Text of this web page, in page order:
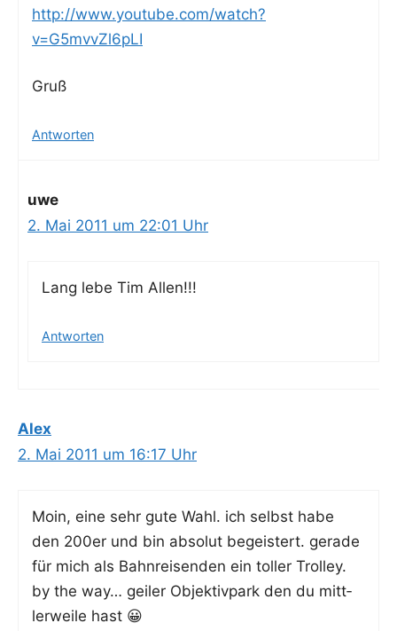
http://www.youtube.com/watch?
v=G5mvvZl6pLI
Gruß
Antworten
uwe
2. Mai 2011 um 22:01 Uhr
Lang lebe Tim Allen!!!
Antworten
Alex
2. Mai 2011 um 16:17 Uhr
Moin, eine sehr gute Wahl. ich selbst habe
den 200er und bin abso­lut begeis­tert. gera­de
für mich als Bahn­rei­sen­den ein tol­ler Trolley.
by the way… gei­ler Objek­tiv­park den du mitt­
ler­wei­le hast 😀